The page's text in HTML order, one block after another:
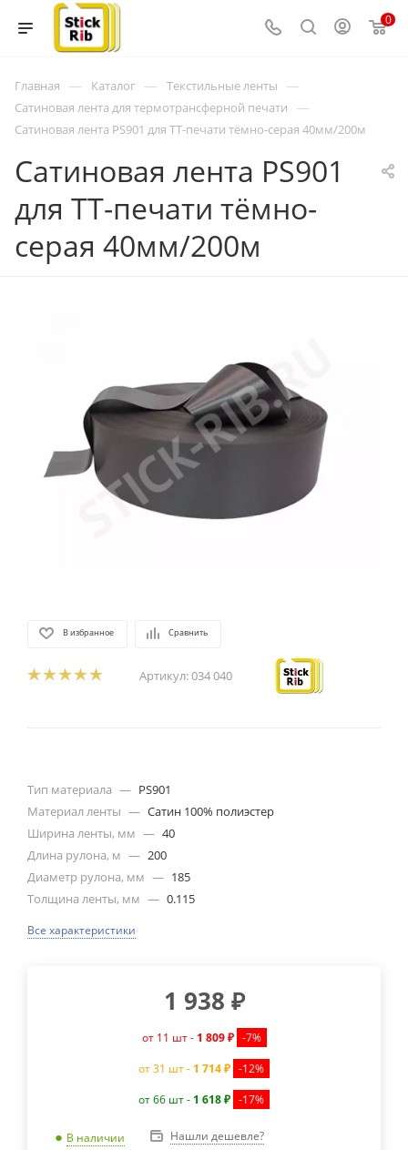
0
Главная — Каталог — Текстильные ленты —
Сатиновая лента для термотрансферной печати —
Сатиновая лента PS901 для ТТ-печати тёмно-серая 40мм/200м
Сатиновая лента PS901
для ТТ-печати тёмно-
серая 40мм/200м
В избранное Сравнить
Артикул:034 040
Тип материала — PS901
Материал ленты — Сатин 100% полиэстер
Ширина ленты, мм — 40
Длина рулона, м — 200
Диаметр рулона, мм — 185
Толщина ленты, мм — 0.115
Все характеристики
1 938 ₽
от 11 шт - 1 809 ₽ -7%
от 31 шт - 1 714 ₽ -12%
от 66 шт - 1 618 ₽ -17%
В наличии
Нашли дешевле?